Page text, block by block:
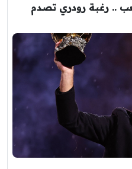
.. رغبة رودري تصدم